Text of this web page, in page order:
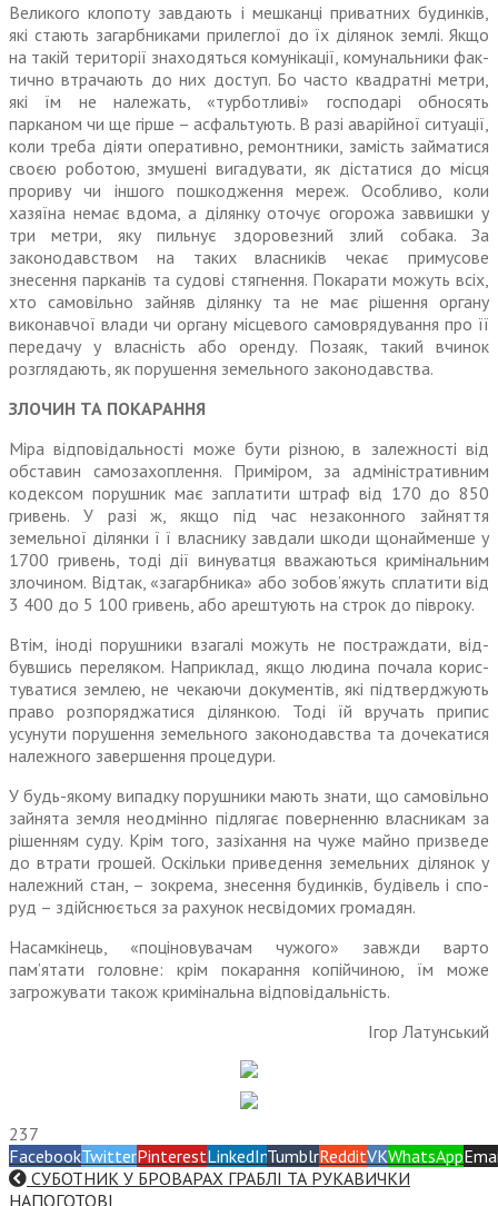
Великого клопоту завдають і мешканці приватних будинків,
які стають загарбниками прилеглої до їх ділянок землі. Якщо
на такій території знаходяться комунікації, комунальники фак­
тично втрачають до них доступ. Бо часто квадратні метри,
які їм не належать, «турботливі» господарі обносять
парканом чи ще гірше – асфальтують. В разі аварійної ситуації,
коли треба діяти оперативно, ремонтники, замість займатися
своєю робо­тою, змушені вигадувати, як дістатися до місця
прориву чи іншого пошкодження мереж. Особливо, коли
хазяїна немає вдома, а ділянку оточує огорожа заввишки у
три метри, яку пиль­нує здоровезний злий собака. За
законодавством на таких влас­ників чекає примусове
знесення парканів та судові стягнення. Покарати можуть всіх,
хто само­вільно зайняв ділянку та не має рішення органу
виконавчої влади чи органу місцевого самоврядування про її
передачу у власність або оренду. Позаяк, такий вчинок
розглядають, як порушення земельного законодавства.
ЗЛОЧИН ТА ПОКАРАННЯ
Міра відповідальності може бути різною, в залежності від
обставин самозахоплення. Приміром, за адміністративним
кодек­сом порушник має заплатити штраф від 170 до 850
гривень. У разі ж, якщо під час незакон­ного зайняття
земельної ділянки ї ї власнику завдали шкоди щонайменше у
1700 гривень, тоді дії винуватця вважаються кримінальним
злочином. Відтак, «загарбника» або зобов’яжуть сплатити від
3 400 до 5 100 гри­вень, або арештують на строк до півроку.
Втім, іноді порушники взагалі можуть не постраждати, від­
бувшись переляком. Наприклад, якщо людина почала корис­
туватися землею, не чекаючи документів, які підтверджують
право розпоряджатися ділянкою. Тоді їй вручать припис
усунути порушення земельного законо­давства та дочекатися
належного завершення процедури.
У будь-якому випадку поруш­ники мають знати, що само­вільно
зайнята земля неодмінно підлягає поверненню власникам за
рішенням суду. Крім того, зазі­хання на чуже майно призведе
до втрати грошей. Оскільки приведення земельних ділянок у
належний стан, – зокрема, знесення будинків, будівель і спо­
руд – здійснюється за рахунок несвідомих громадян.
Насамкінець, «поціновувачам чужого» завжди варто
пам’ятати головне: крім покарання копійчи­ною, їм може
загрожувати також кримінальна відповідальність.
Ігор Латунський
237
FacebookTwitterPinterestLinkedInTumblrRedditVKWhatsApp
СУБОТНИК У БРОВАРАХ ГРАБЛІ ТА РУКАВИЧКИ
НАПОГОТОВІ